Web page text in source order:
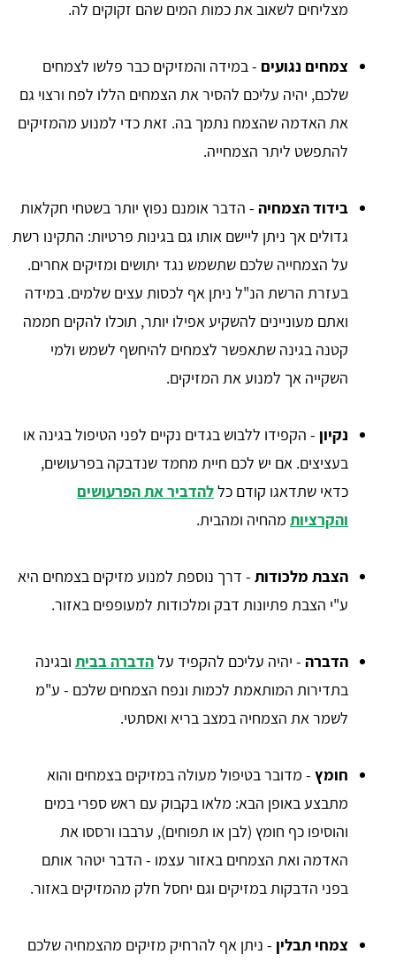
מצליחים לשאוב את כמות המים שהם זקוקים לה.
צמחים נגועים - במידה והמזיקים כבר פלשו לצמחים
שלכם, יהיה עליכם להסיר את הצמחים הללו לפח ורצוי גם
את האדמה שהצמח נתמך בה. זאת כדי למנוע מהמזיקים
להתפשט ליתר הצמחייה.
בידוד הצמחיה - הדבר אומנם נפוץ יותר בשטחי חקלאות
גדולים אך ניתן ליישם אותו גם בגינות פרטיות: התקינו רשת
על הצמחייה שלכם שתשמש נגד יתושים ומזיקים אחרים.
בעזרת הרשת הנ"ל ניתן אף לכסות עצים שלמים. במידה
ואתם מעוניינים להשקיע אפילו יותר, תוכלו להקים חממה
קטנה בגינה שתאפשר לצמחים להיחשף לשמש ולמי
השקייה אך למנוע את המזיקים.
נקיון - הקפידו ללבוש בגדים נקיים לפני הטיפול בגינה או
בעציצים. אם יש לכם חיית מחמד שנדבקה בפרעושים,
כדאי שתדאגו קודם כללהדביר את הפרעושים
והקרציות מהחיה ומהבית.
הצבת מלכודות - דרך נוספת למנוע מזיקים בצמחים היא
ע"י הצבת פתיונות דבק ומלכודות למעופפים באזור.
הדברה - יהיה עליכם להקפיד עלהדברה בבית ובגינה
בתדירות המותאמת לכמות ונפח הצמחים שלכם - ע"מ
לשמר את הצמחיה במצב בריא ואסתטי.
חומץ - מדובר בטיפול מעולה במזיקים בצמחים והוא
מתבצע באופן הבא: מלאו בקבוק עם ראש ספרי במים
והוסיפו כף חומץ (לבן או תפוחים), ערבבו ורססו את
האדמה ואת הצמחים באזור עצמו - הדבר יטהר אותם
בפני הדבקות במזיקים וגם יחסל חלק מהמזיקים באזור.
צמחי תבלין - ניתן אף להרחיק מזיקים מהצמחיה שלכם